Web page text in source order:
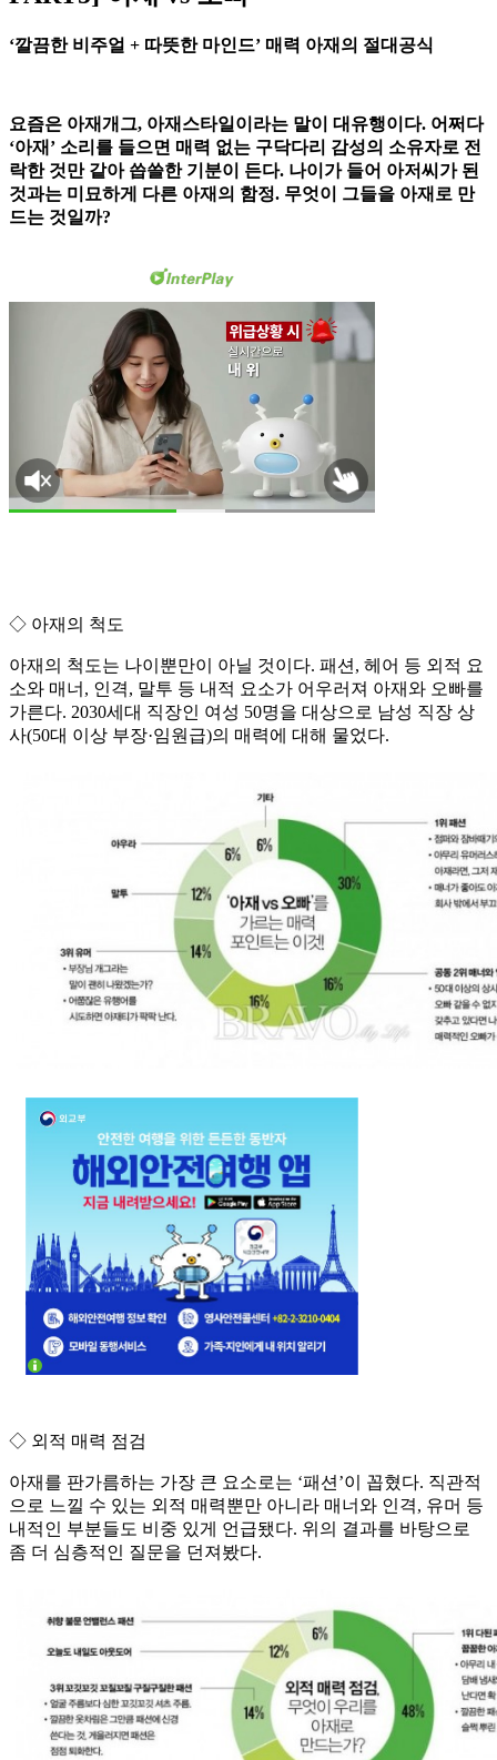
‘깔끔한 비주얼 + 따뜻한 마인드’ 매력 아재의 절대공식
요즘은 아재개그, 아재스타일이라는 말이 대유행이다. 어쩌다
‘아재’ 소리를 들으면 매력 없는 구닥다리 감성의 소유자로 전
락한 것만 같아 씁쓸한 기분이 든다. 나이가 들어 아저씨가 된
것과는 미묘하게 다른 아재의 함정. 무엇이 그들을 아재로 만
드는 것일까?
◇ 아재의 척도
아재의 척도는 나이뿐만이 아닐 것이다. 패션, 헤어 등 외적 요
소와 매너, 인격, 말투 등 내적 요소가 어우러져 아재와 오빠를
가른다. 2030세대 직장인 여성 50명을 대상으로 남성 직장 상
사(50대 이상 부장·임원급)의 매력에 대해 물었다.
◇ 외적 매력 점검
아재를 판가름하는 가장 큰 요소로는 ‘패션’이 꼽혔다. 직관적
으로 느낄 수 있는 외적 매력뿐만 아니라 매너와 인격, 유머 등
내적인 부분들도 비중 있게 언급됐다. 위의 결과를 바탕으로
좀 더 심층적인 질문을 던져봤다.